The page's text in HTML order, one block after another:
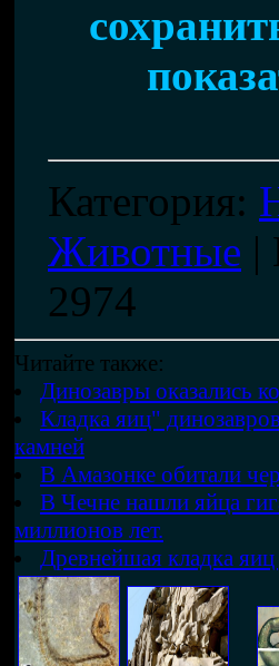
Категория:
Животные |
2974
Читайте также:
Динозавры оказались
Кладка яиц"
камней
В Амазонке обитали
В Чечне нашли яйца
миллионов лет.
Древнейшая кладка